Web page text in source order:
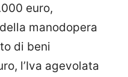
euro,
manodopera
di beni
l’Iva agevolata